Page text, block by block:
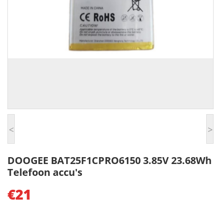
< >
DOOGEE BAT25F1CPRO6150 3.85V 23.68Wh
Telefoon accu's
€21